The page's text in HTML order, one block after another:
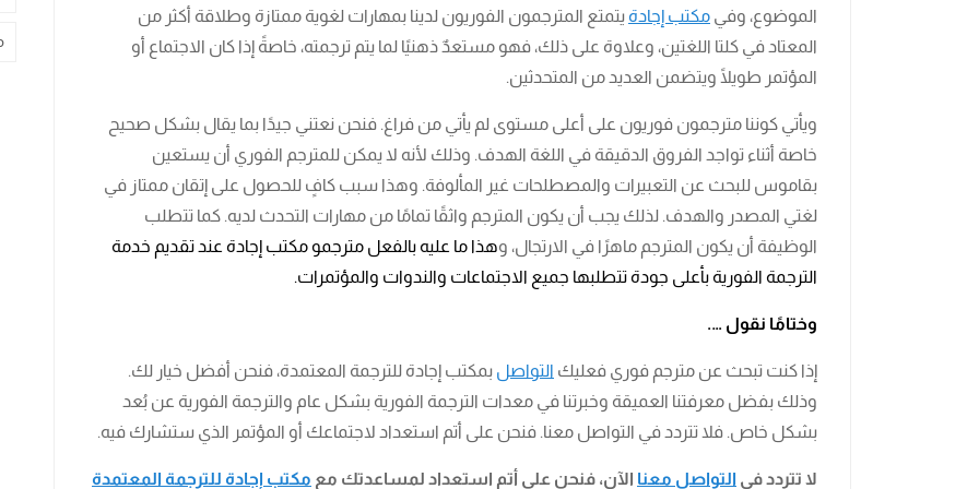
الموضوع، وفي مكتب إجادة يتمتع المترجمون الفوريون لدينا بمهارات لغوية ممتازة وطلاقة أكثر من
المعتاد ​​في كلتا اللغتين، وعلاوة على ذلك، فهو مستعدٌ ذهنيًا لما يتم ترجمته، خاصةً إذا كان الاجتماع أو
المؤتمر طويلًا ويتضمن العديد من المتحدثين.
ويأتي كوننا مترجمون فوريون على أعلى مستوى لم يأتي من فراغ. فنحن نعتني جيدًا بما يقال بشكل صحيح
خاصة أثناء تواجد الفروق الدقيقة في اللغة الهدف. وذلك لأنه لا يمكن للمترجم الفوري أن يستعين
بقاموس للبحث عن التعبيرات والمصطلحات غير المألوفة. وهذا سبب كافٍ للحصول على إتقان ممتاز في
لغتي المصدر والهدف. لذلك يجب أن يكون المترجم واثقًا تمامًا من مهارات التحدث لديه. كما تتطلب
الوظيفة أن يكون المترجم ماهرًا في الارتجال، وهذا ما عليه بالفعل مترجمو مكتب إجادة عند تقديم خدمة
الترجمة الفورية بأعلى جودة تتطلبها جميع الاجتماعات والندوات والمؤتمرات.
وختامًا نقول ….
إذا كنت تبحث عن مترجم فوري فعليك التواصل بمكتب إجادة للترجمة المعتمدة، فنحن أفضل خيار لك.
وذلك بفضل معرفتنا العميقة وخبرتنا في معدات الترجمة الفورية بشكل عام والترجمة الفورية عن بُعد
بشكل خاص. فلا تتردد في التواصل معنا. فنحن على أتم استعداد لاجتماعك أو المؤتمر الذي ستشارك فيه.
لا تتردد في التواصل معنا الآن، فنحن على أتم استعداد لمساعدتك مع مكتب إجادة للترجمة المعتمدة